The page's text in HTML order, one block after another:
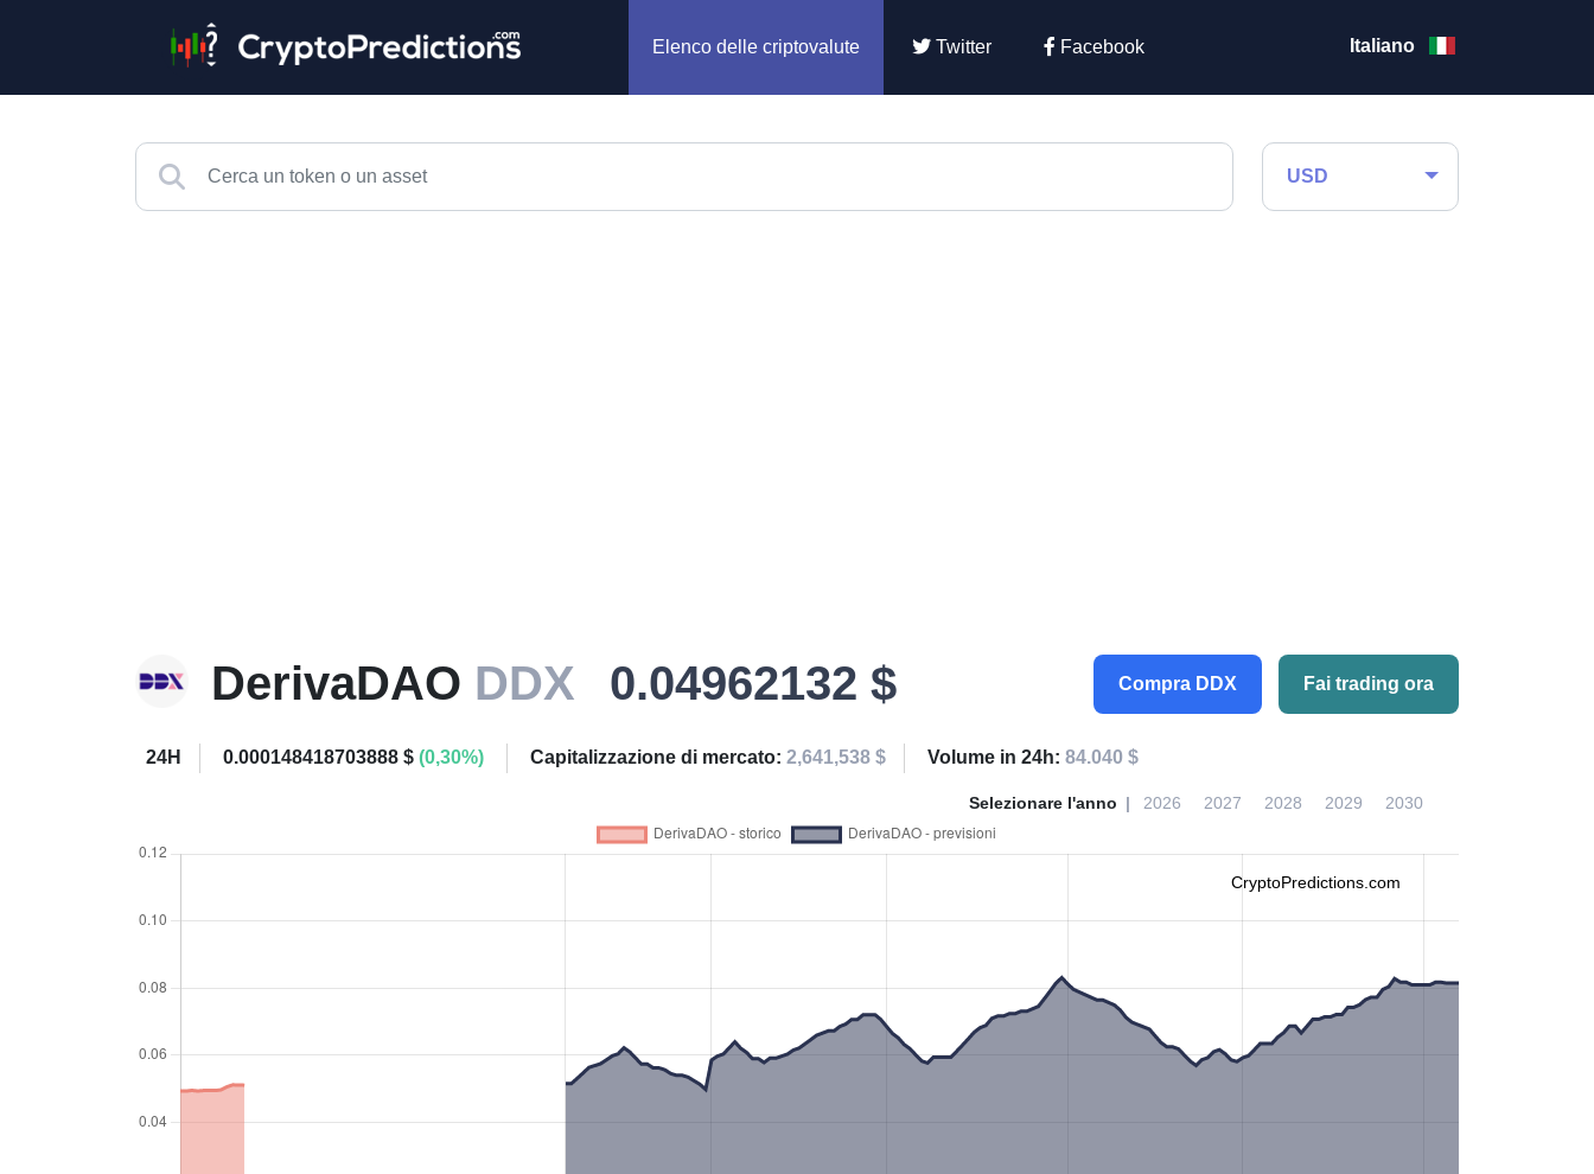
Elenco delle criptovalute Twitter Facebook Italiano
USD
DerivaDAO DDX 0.04962132 $ Compra DDX Fai trading ora
24H 0.000148418703888 $ (0,30%) Capitalizzazione di mercato: 2,641,538 $ Volume in 24h: 84.040 $
Selezionare l'anno 2026 2027 2028 2029 2030
CryptoPredictions.com